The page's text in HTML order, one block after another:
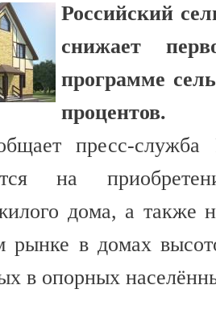
Российский
снижает
программе
процентов.
пресс-
на
дома, а также
рынке в домах
в опорных